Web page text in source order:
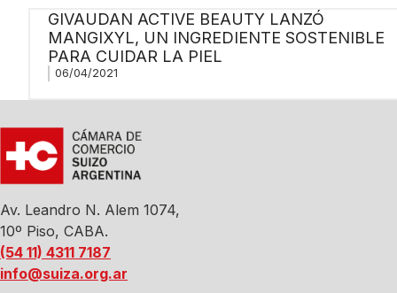
GIVAUDAN ACTIVE BEAUTY LANZÓ
MANGIXYL, UN INGREDIENTE SOSTENIBLE
PARA CUIDAR LA PIEL
06/04/2021
Av. Leandro N. Alem 1074,
10º Piso, CABA.
(54 11) 4311 7187
info@suiza.org.ar